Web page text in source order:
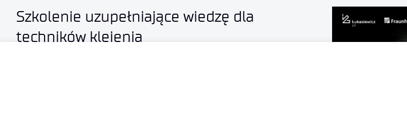
Szkolenie uzupełniające wiedzę dla
techników klejenia